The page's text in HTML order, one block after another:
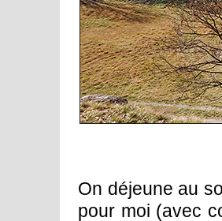
On déjeune au
pour moi (avec